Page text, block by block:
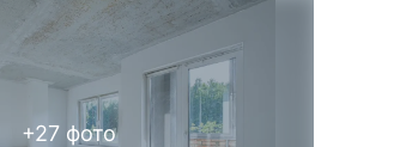
+27фото